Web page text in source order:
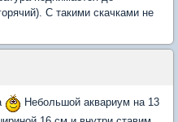
С такими скачками не
Небольшой аквариум на 13